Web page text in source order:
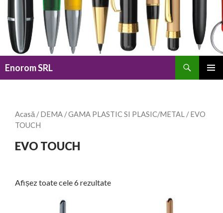
Enorom SRL
Acasă /DEMA /GAMA PLASTIC SI PLASIC/METAL / EVO
TOUCH
EVO TOUCH
Afișez toate cele 6 rezultate